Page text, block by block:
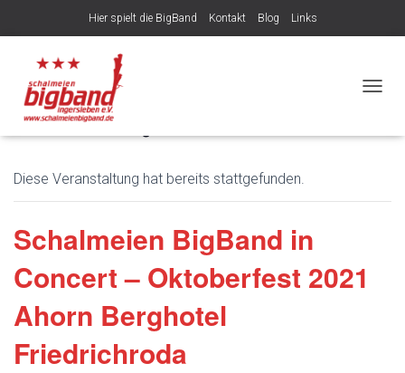
Hier spielt die BigBand Kontakt Blog Links
Veröffentlicht von
« Alle Veranstaltungen
Diese Veranstaltung hat bereits stattgefunden.
Schalmeien BigBand in
Concert – Oktoberfest 2021
Ahorn Berghotel
Friedrichroda